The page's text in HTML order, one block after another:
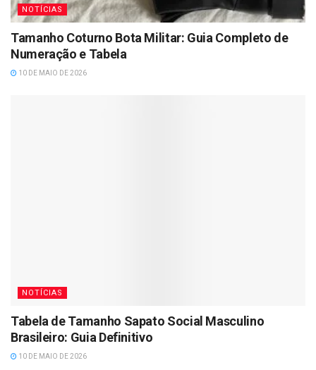
NOTÍCIAS
Tamanho Coturno Bota Militar: Guia Completo de
Numeração e Tabela
10 DE MAIO DE 2026
NOTÍCIAS
Tabela de Tamanho Sapato Social Masculino
Brasileiro: Guia Definitivo
10 DE MAIO DE 2026